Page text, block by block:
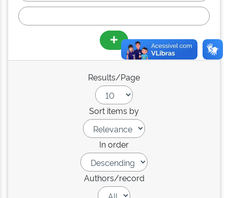
Results/Page
Sort items by
In order
Authors/record